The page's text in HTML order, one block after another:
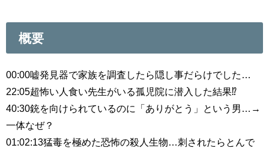
概要
00:00嘘発見器で家族を調査したら隠し事だらけでした…
22:05超怖い人食い先生がいる孤児院に潜入した結果⁉️
40:30銃を向けられているのに「ありがとう」という男…→
一体なぜ？
01:02:13猛毒を極めた恐怖の殺人生物…刺されたらとんで